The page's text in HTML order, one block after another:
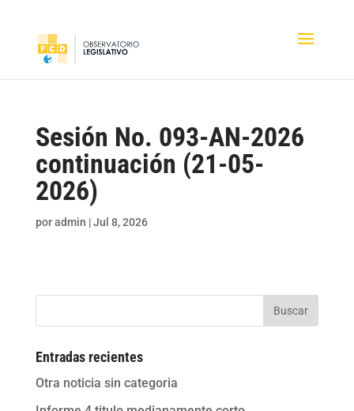
Sesión No. 093-AN-2026
continuación (21-05-
2026)
poradmin |Jul 8, 2026
Buscar
Entradas recientes
Otra noticia sin categoria